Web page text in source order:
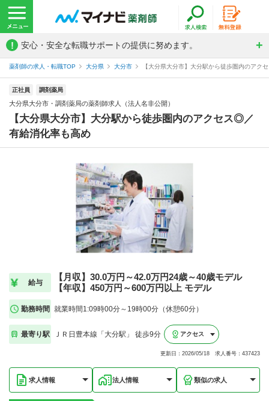
! 安心・安全な転職サポートの提供に努めます。
薬剤師の求人・転職TOP 大分県 大分市 【大分県大分市】大分駅から徒歩圏内のア
正社員 調剤薬局
大分県大分市・調剤薬局の薬剤師求人（法人名非公開）
【大分県大分市】大分駅から徒歩圏内のアクセス◎／
有給消化率も高め
給与
【月収】30.0万円～42.0万円24歳～40歳モデル
【年収】450万円～600万円以上 モデル
勤務時間 就業時間1:09時00分～19時00分（休憩60分）
最寄り駅 ＪＲ日豊本線「大分駅」 徒歩9分 アクセス
更新日：2026/05/18 求人番号：437423
求人情報 法人情報 類似の求人